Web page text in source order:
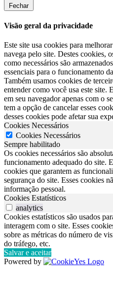
Fechar
Visão geral da privacidade
Este site usa cookies para
navega pelo site. Destes cookies,
como necessários são
essenciais para o funcionamento
Também usamos cookies de
entender como você usa este site.
em seu navegador apenas com o
tem a opção de cancelar esses
desses cookies pode afetar sua
Cookies Necessários
Cookies Necessários
Sempre habilitado
Os cookies necessários são
funcionamento adequado do site.
cookies que garantem as
segurança do site. Esses cookies
informação pessoal.
Cookies Estatísticos
analytics
Cookies estatísticos são usados
interagem com o site. Esses
sobre as métricas do número de
do tráfego, etc.
Salvar e aceitar
Powered by